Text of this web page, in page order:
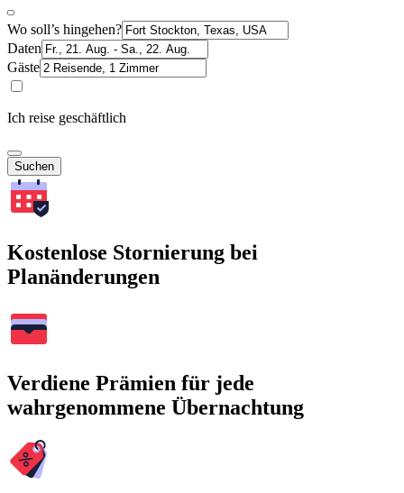
Wo soll’s hingehen?
Daten
Gäste
Ich reise geschäftlich
Suchen
Kostenlose Stornierung bei
Planänderungen
Verdiene Prämien für jede
wahrgenommene Übernachtung